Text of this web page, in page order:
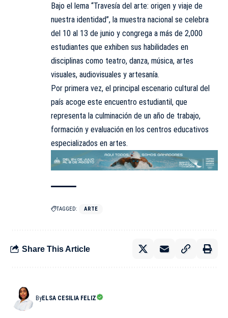
Bajo el lema “Travesía del arte: origen y viaje de
nuestra identidad”, la muestra nacional se celebra
del 10 al 13 de junio y congrega a más de 2,000
estudiantes que exhiben sus habilidades en
disciplinas como teatro, danza, música, artes
visuales, audiovisuales y artesanía.
Por primera vez, el principal escenario cultural del
país acoge este encuentro estudiantil, que
representa la culminación de un año de trabajo,
formación y evaluación en los centros educativos
especializados en artes.
TAGGED: ARTE
Share This Article
ByELSA CESILIA FELIZ